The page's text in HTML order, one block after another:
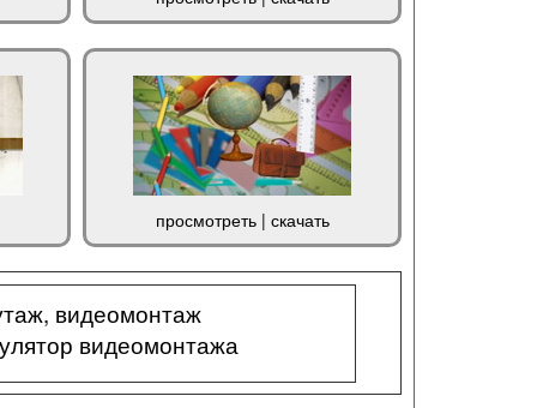
просмотреть| скачать
видеомонтаж
видеомонтажа